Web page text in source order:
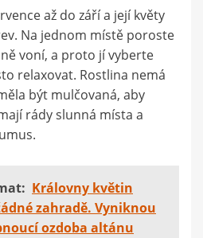
až do září a její květy
Na jednom místě poroste
voní, a proto jí vyberte
relaxovat. Rostlina nemá
být mulčovaná, aby
rády slunná místa a
Královny květin
zahradě. Vyniknou
ozdoba altánu